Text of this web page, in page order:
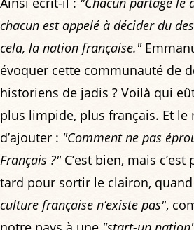
chacun est appelé à décider du
cela, la nation française."
évoquer cette communauté de
historiens de jadis ? Voilà qui
plus limpide, plus français. Et le
d’ajouter : "Comment ne pas
Français ?"C’est bien, mais
tard pour sortir le clairon,
culture française n’existe pas",